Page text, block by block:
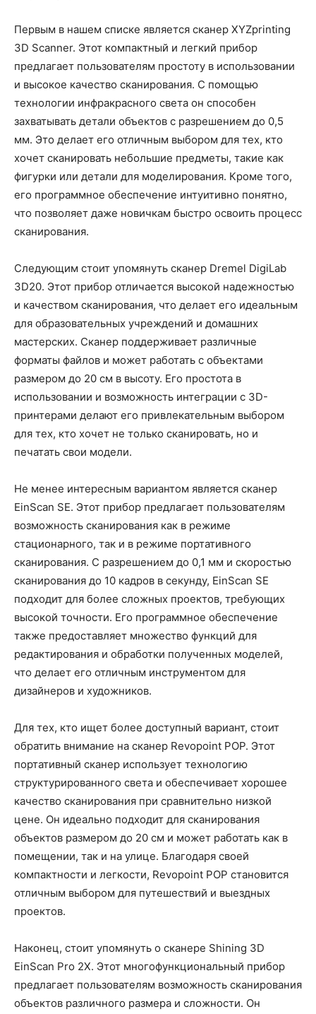
Первым в нашем списке является сканер XYZprinting
3D Scanner. Этот компактный и легкий прибор
предлагает пользователям простоту в использовании
и высокое качество сканирования. С помощью
технологии инфракрасного света он способен
захватывать детали объектов с разрешением до 0,5
мм. Это делает его отличным выбором для тех, кто
хочет сканировать небольшие предметы, такие как
фигурки или детали для моделирования. Кроме того,
его программное обеспечение интуитивно понятно,
что позволяет даже новичкам быстро освоить процесс
сканирования.
Следующим стоит упомянуть сканер Dremel DigiLab
3D20. Этот прибор отличается высокой надежностью
и качеством сканирования, что делает его идеальным
для образовательных учреждений и домашних
мастерских. Сканер поддерживает различные
форматы файлов и может работать с объектами
размером до 20 см в высоту. Его простота в
использовании и возможность интеграции с 3D-
принтерами делают его привлекательным выбором
для тех, кто хочет не только сканировать, но и
печатать свои модели.
Не менее интересным вариантом является сканер
EinScan SE. Этот прибор предлагает пользователям
возможность сканирования как в режиме
стационарного, так и в режиме портативного
сканирования. С разрешением до 0,1 мм и скоростью
сканирования до 10 кадров в секунду, EinScan SE
подходит для более сложных проектов, требующих
высокой точности. Его программное обеспечение
также предоставляет множество функций для
редактирования и обработки полученных моделей,
что делает его отличным инструментом для
дизайнеров и художников.
Для тех, кто ищет более доступный вариант, стоит
обратить внимание на сканер Revopoint POP. Этот
портативный сканер использует технологию
структурированного света и обеспечивает хорошее
качество сканирования при сравнительно низкой
цене. Он идеально подходит для сканирования
объектов размером до 20 см и может работать как в
помещении, так и на улице. Благодаря своей
компактности и легкости, Revopoint POP становится
отличным выбором для путешествий и выездных
проектов.
Наконец, стоит упомянуть о сканере Shining 3D
EinScan Pro 2X. Этот многофункциональный прибор
предлагает пользователям возможность сканирования
объектов различного размера и сложности. Он